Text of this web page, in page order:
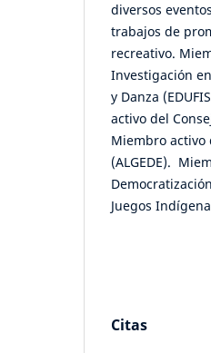
diversos
trabajos de
recreativo.
Investigación
y Danza
activo del
Miembro activo
(ALGEDE).
Juegos
Citas